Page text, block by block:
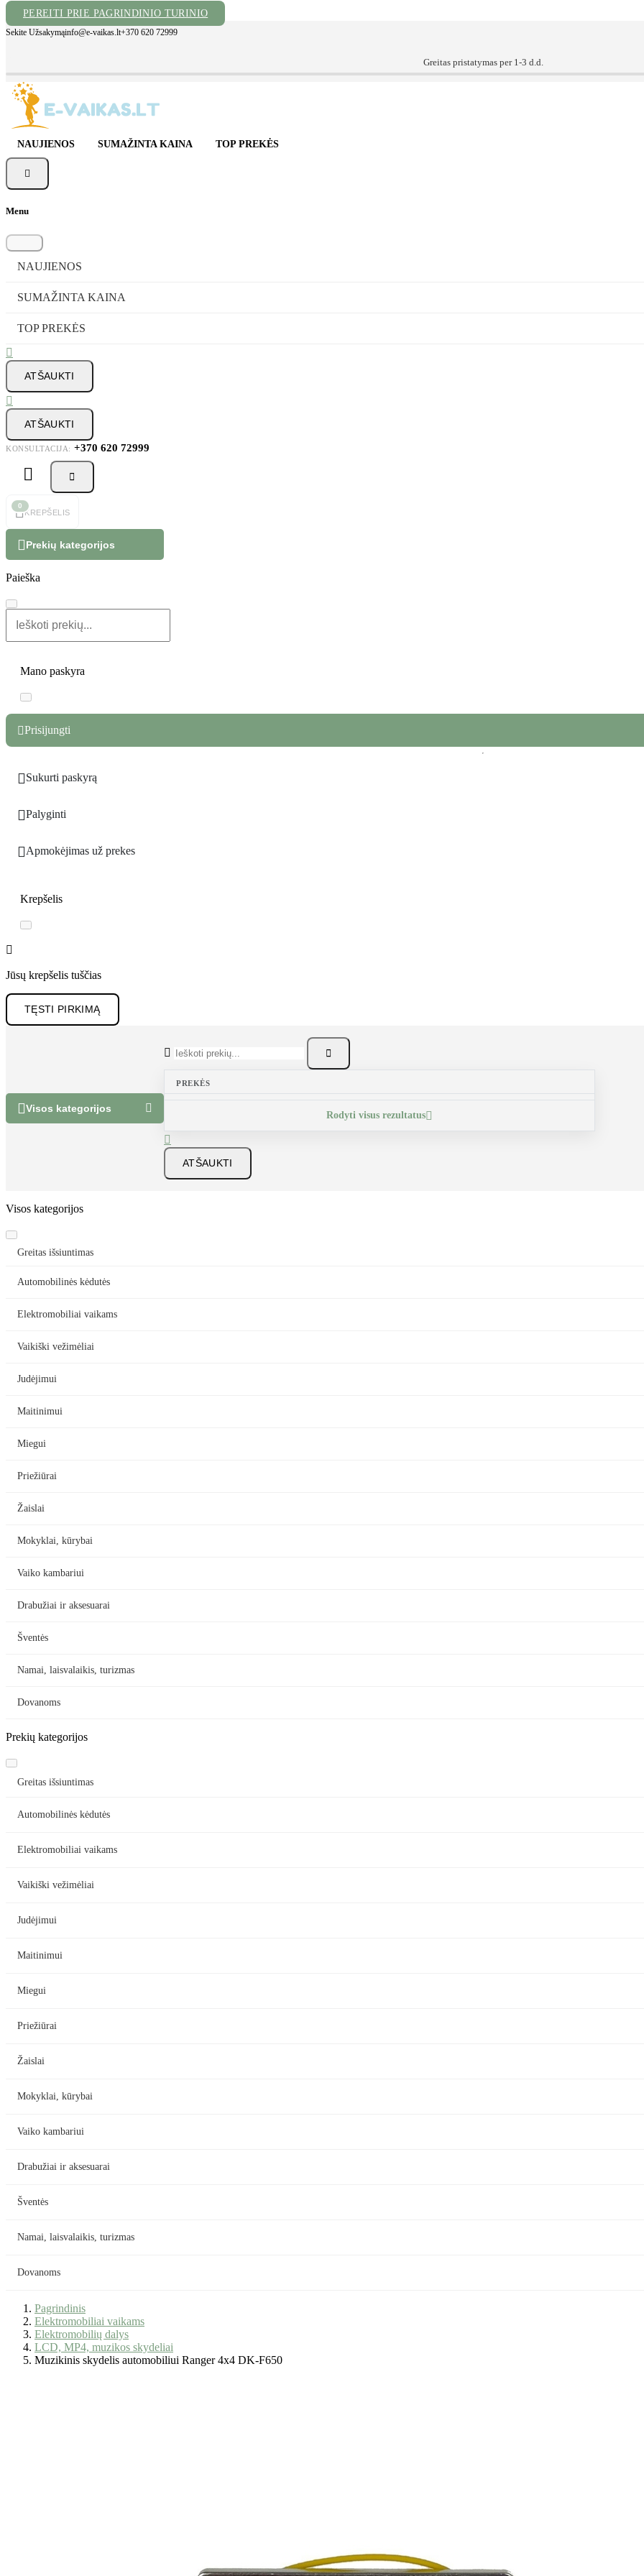
PEREITI PRIE PAGRINDINIO TURINIO
Sekite Užsakymąinfo@e-vaikas.lt+370 620 72999
Greitas pristatymas per 1-3 d.d.
NAUJIENOS SUMAŽINTA KAINA TOP PREKĖS

Menu
NAUJIENOS
SUMAŽINTA KAINA
TOP PREKĖS

ATŠAUKTI

ATŠAUKTI
KONSULTACIJA: +370 620 72999
 

0
KREPŠELIS
Prekių kategorijos
Paieška
Mano paskyra
Prisijungti
Sukurti paskyrą
Palyginti
Apmokėjimas už prekes
Krepšelis

Jūsų krepšelis tuščias
TĘSTI PIRKIMĄ
Visos kategorijos 
 
PREKĖS
Rodyti visus rezultatus

ATŠAUKTI
Visos kategorijos
Greitas išsiuntimas
Automobilinės kėdutės
Elektromobiliai vaikams
Vaikiški vežimėliai
Judėjimui
Maitinimui
Miegui
Priežiūrai
Žaislai
Mokyklai, kūrybai
Vaiko kambariui
Drabužiai ir aksesuarai
Šventės
Namai, laisvalaikis, turizmas
Dovanoms
Prekių kategorijos
Greitas išsiuntimas
Automobilinės kėdutės
Elektromobiliai vaikams
Vaikiški vežimėliai
Judėjimui
Maitinimui
Miegui
Priežiūrai
Žaislai
Mokyklai, kūrybai
Vaiko kambariui
Drabužiai ir aksesuarai
Šventės
Namai, laisvalaikis, turizmas
Dovanoms
Pagrindinis
Elektromobiliai vaikams
Elektromobilių dalys
LCD, MP4, muzikos skydeliai
Muzikinis skydelis automobiliui Ranger 4x4 DK-F650